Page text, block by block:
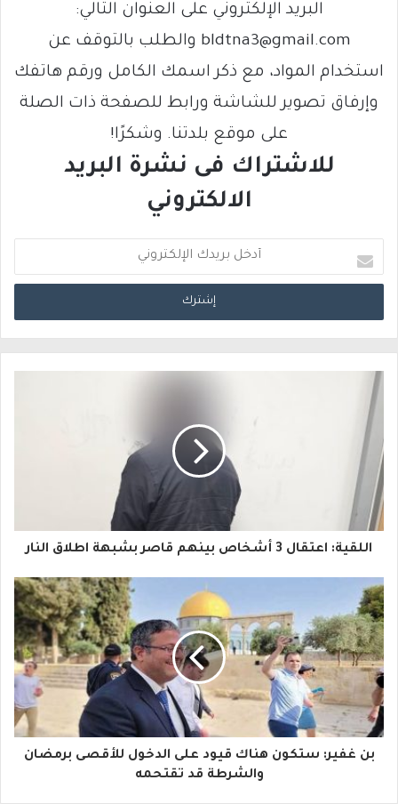
البريد الإلكتروني على العنوان التالي:
bldtna3@gmail.com والطلب بالتوقف عن
استخدام المواد، مع ذكر اسمك الكامل ورقم هاتفك
وإرفاق تصوير للشاشة ورابط للصفحة ذات الصلة
على موقع بلدتنا. وشكرًا!
للاشتراك فى نشرة البريد
الالكتروني
د
خ
ب
ي
د
ك
ا
إ
ل
ك
ت
ر
اللقية: اعتقال 3 أشخاص بينهم قاصر بشبهة اطلاق النار
بن غفير: ستكون هناك قيود على الدخول للأقصى برمضان
والشرطة قد تقتحمه